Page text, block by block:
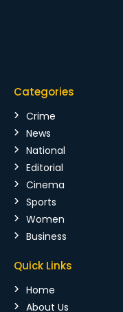
Categories
Crime
News
National
Editorial
Cinema
Sports
Women
Business
Quick Links
Home
About Us